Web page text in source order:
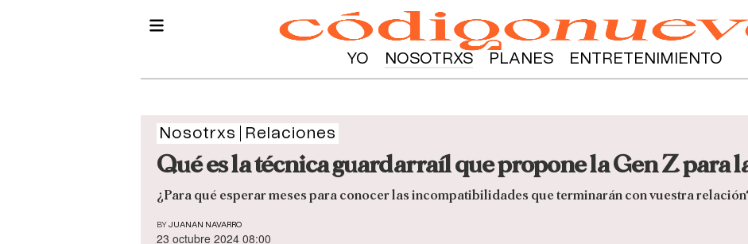
YO NOSOTRXS PLANES ENTRETENIMIENTO
Nosotrxs Relaciones
Qué es la técnica guardarraíl que propone la Gen Z para
¿Para qué esperar meses para conocer las incompatibilidades que terminarán con vuestra
BY JUANAN NAVARRO
23 octubre 2024 08:00